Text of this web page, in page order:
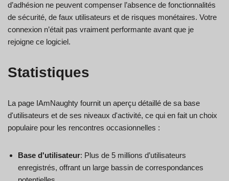
d’adhésion ne peuvent compenser l’absence de fonctionnalités
de sécurité, de faux utilisateurs et de risques monétaires. Votre
connexion n’était pas vraiment performante avant que je
rejoigne ce logiciel.
Statistiques
La page IAmNaughty fournit un aperçu détaillé de sa base
d'utilisateurs et de ses niveaux d'activité, ce qui en fait un choix
populaire pour les rencontres occasionnelles :
Base d'utilisateur: Plus de 5 millions d’utilisateurs
enregistrés, offrant un large bassin de correspondances